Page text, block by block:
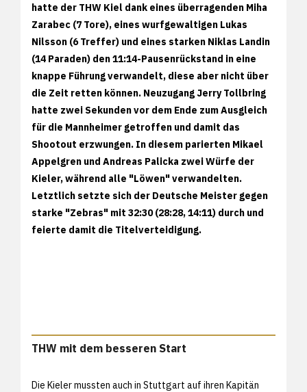
hatte der THW Kiel dank eines überragenden Miha
Zarabec (7 Tore), eines wurfgewaltigen Lukas
Nilsson (6 Treffer) und eines starken Niklas Landin
(14 Paraden) den 11:14-Pausenrückstand in eine
knappe Führung verwandelt, diese aber nicht über
die Zeit retten können. Neuzugang Jerry Tollbring
hatte zwei Sekunden vor dem Ende zum Ausgleich
für die Mannheimer getroffen und damit das
Shootout erzwungen. In diesem parierten Mikael
Appelgren und Andreas Palicka zwei Würfe der
Kieler, während alle "Löwen" verwandelten.
Letztlich setzte sich der Deutsche Meister gegen
starke "Zebras" mit 32:30 (28:28, 14:11) durch und
feierte damit die Titelverteidigung.
THW mit dem besseren Start
Die Kieler mussten auch in Stuttgart auf ihren Kapitän